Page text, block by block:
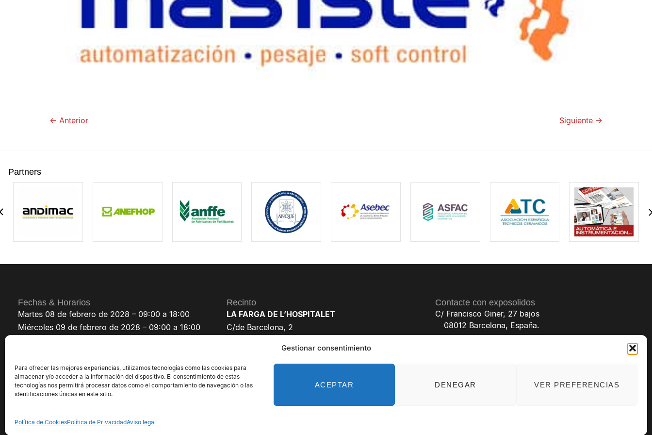
Gestionar consentimiento
Para ofrecer las mejores experiencias, utilizamos tecnologías como las cookies para
almacenar y/o acceder a la información del dispositivo. El consentimiento de estas
tecnologías nos permitirá procesar datos como el comportamiento de navegación o las
identificaciones únicas en este sitio.
ACEPTAR DENEGAR VER PREFERENCIAS
Política de CookiesPolítica de PrivacidadAviso legal
← Anterior Siguiente →
Partners
Fechas & Horarios
Martes 08 de febrero de 2028 – 09:00 a 18:00
Miércoles 09 de febrero de 2028 – 09:00 a 18:00
Recinto
LA FARGA DE L’HOSPITALET
C/de Barcelona, 2
Contacte con exposolidos
C/ Francisco Giner, 27 bajos
08012 Barcelona, España.
©2026 Exposolidos® - Todos los derechos reservados - Organiza: PROFEI SL – NIF: B60035490 – Registro Mercantil: folio 22, tomo 22.184 hoja nºB-32669
Política de Privacidad de DatosPolítica de CookiesAviso legal